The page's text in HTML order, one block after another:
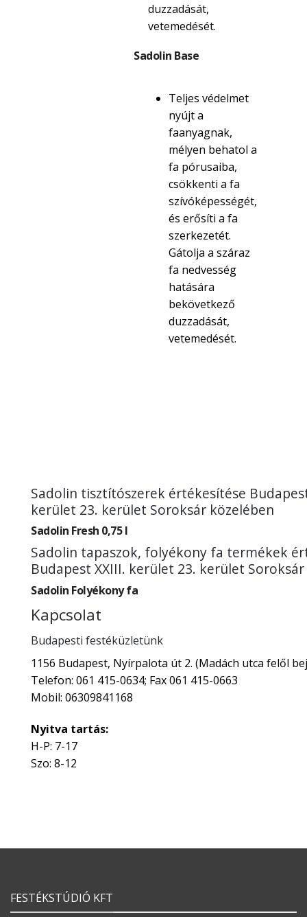
duzzadását,
vetemedését.
Sadolin Base
Teljes védelmet
nyújt a
faanyagnak,
mélyen behatol a
fa pórusaiba,
csökkenti a fa
szívóképességét,
és erősíti a fa
szerkezetét.
Gátolja a száraz
fa nedvesség
hatására
bekövetkező
duzzadását,
vetemedését.
Sadolin tisztítószerek értékesítése
kerület 23. kerület Soroksár közelében
Sadolin Fresh 0,75 l
Sadolin tapaszok, folyékony fa termékek
Budapest XXIII. kerület 23. kerület
Sadolin Folyékony fa
Kapcsolat
Budapesti festéküzletünk
1156 Budapest, Nyírpalota út 2. (Madách utca felől
Telefon: 061 415-0634; Fax 061 415-0663
Mobil: 06309841168
Nyitva tartás:
H-P: 7-17
Szo: 8-12
FESTÉKSTÚDIÓ KFT